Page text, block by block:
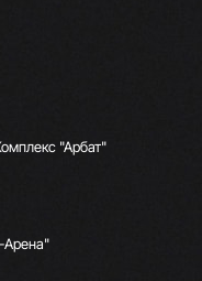
"Арбат"
Арена"